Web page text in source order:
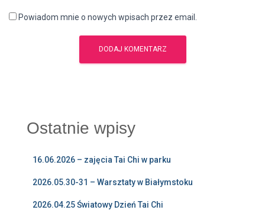
Powiadom mnie o nowych wpisach przez email.
Ostatnie wpisy
16.06.2026 – zajęcia Tai Chi w parku
2026.05.30-31 – Warsztaty w Białymstoku
2026.04.25 Światowy Dzień Tai Chi